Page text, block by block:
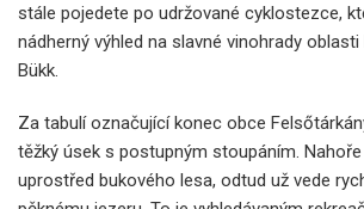
stále pojedete po udržované cyklostezce,
nádherný výhled na slavné vinohrady
Bükk.
Za tabulí označující konec obce
těžký úsek s postupným stoupáním.
uprostřed bukového lesa, odtud už vede